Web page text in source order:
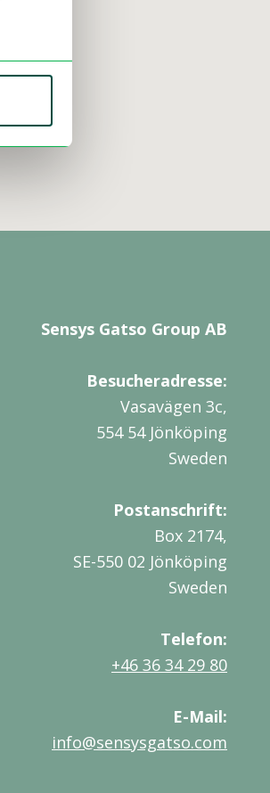
Sensys Gatso Group AB
Besucheradresse:
Vasavägen 3c,
554 54 Jönköping
Sweden
Postanschrift:
Box 2174,
SE-550 02 Jönköping
Sweden
Telefon:
+46 36 34 29 80
E-Mail:
info@sensysgatso.com